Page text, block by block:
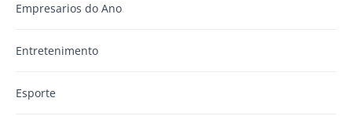
Empresarios do Ano
Entretenimento
Esporte